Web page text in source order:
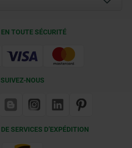
EN TOUTE SÉCURITÉ
SUIVEZ-NOUS
SERVICES D’EXPÉDITION